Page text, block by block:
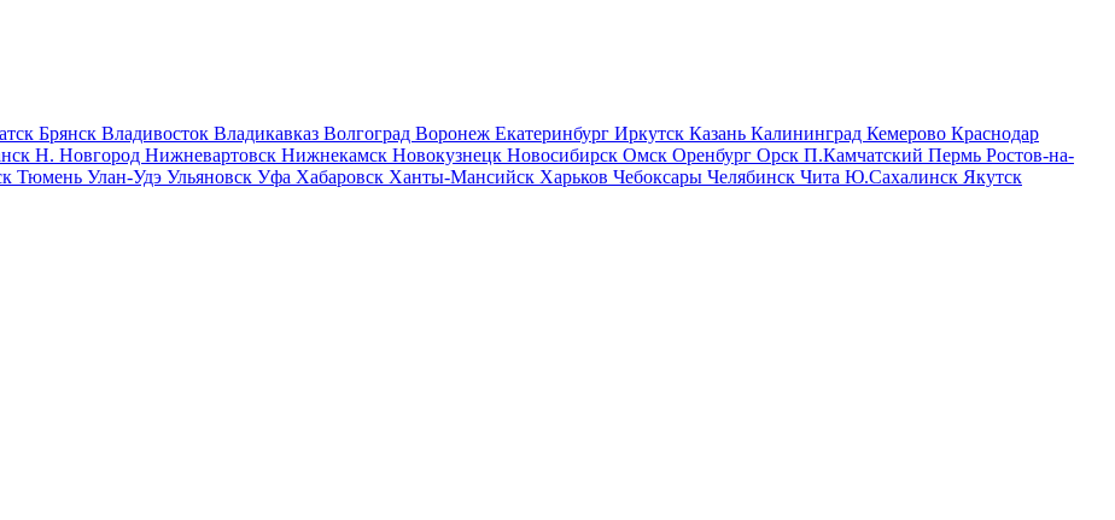
Брянск Владивосток Владикавказ Волгоград Воронеж Екатеринбург Иркутск Казань Калининград Кемерово Краснодар
Н. Новгород Нижневартовск Нижнекамск Новокузнецк Новосибирск Омск Оренбург Орск П.Камчатский Пермь Ростов-на-
Тюмень Улан-Удэ Ульяновск Уфа Хабаровск Ханты-Мансийск Харьков Чебоксары Челябинск Чита Ю.Сахалинск Якутск